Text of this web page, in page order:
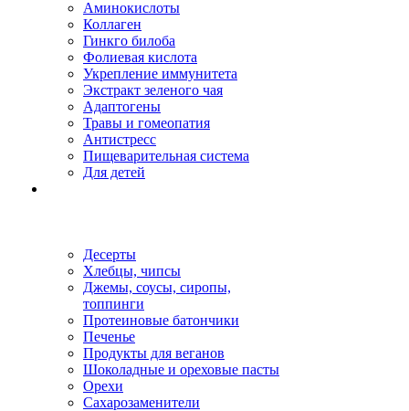
Аминокислоты
Коллаген
Гинкго билоба
Фолиевая кислота
Укрепление иммунитета
Экстракт зеленого чая
Адаптогены
Травы и гомеопатия
Антистресс
Пищеварительная система
Для детей
Десерты
Хлебцы, чипсы
Джемы, соусы, сиропы,
топпинги
Протеиновые батончики
Печенье
Продукты для веганов
Шоколадные и ореховые пасты
Орехи
Сахарозаменители